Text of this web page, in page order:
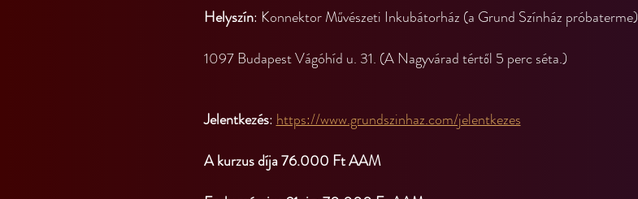
Helyszín: Konnektor Művészeti Inkubátorház (a Grund Színház próbaterme)
1097 Budapest Vágóhíd u. 31. (A Nagyvárad tértől 5 perc séta.)
Jelentkezés: https://www.grundszinhaz.com/jelentkezes
A kurzus díja 76.000 Ft AAM